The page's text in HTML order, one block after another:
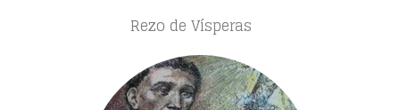
Rezo de Vísperas